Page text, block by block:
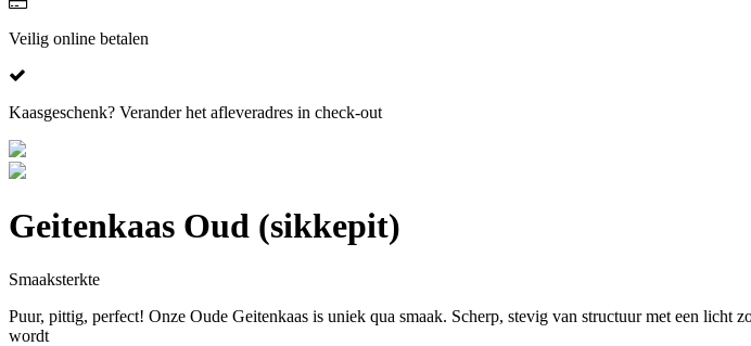
Veilig online betalen
Kaasgeschenk? Verander het afleveradres in check-out
Geitenkaas Oud (sikkepit)
Smaaksterkte
Puur, pittig, perfect! Onze Oude Geitenkaas is uniek qua smaak. Scherp, stevig van structuur met een
wordt